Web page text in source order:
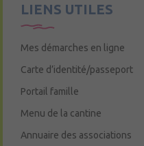
LIENS UTILES
Mes démarches en ligne
Carte d’identité/passeport
Portail famille
Menu de la cantine
Annuaire des associations